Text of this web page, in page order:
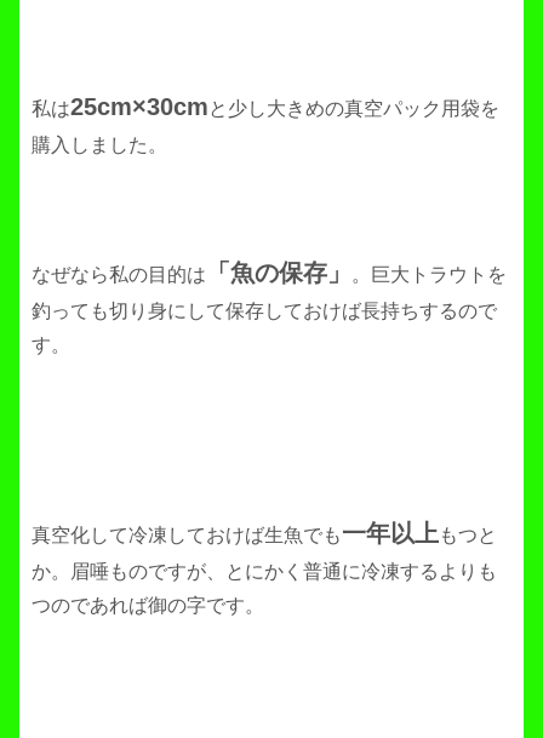
私は25cm×30cmと少し大きめの真空パック用袋を
購入しました。
なぜなら私の目的は 「魚の保存」
。巨大トラウトを
釣っても切り身にして保存しておけば長持ちするので
す。
真空化して冷凍しておけば生魚でも一年以上もつと
か。眉唾ものですが、とにかく普通に冷凍するよりも
つのであれば御の字です。